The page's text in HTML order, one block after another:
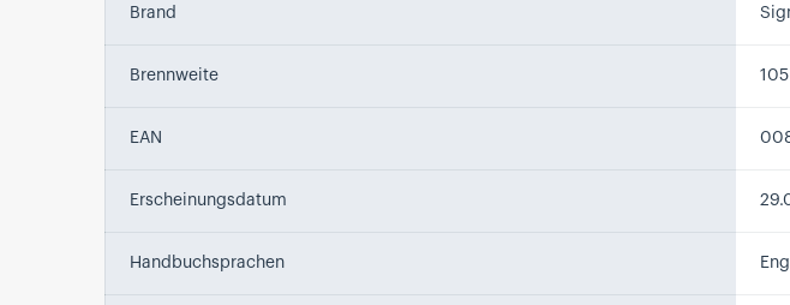
Brand
Brennweite
EAN
Erscheinungsdatum
Handbuchsprachen